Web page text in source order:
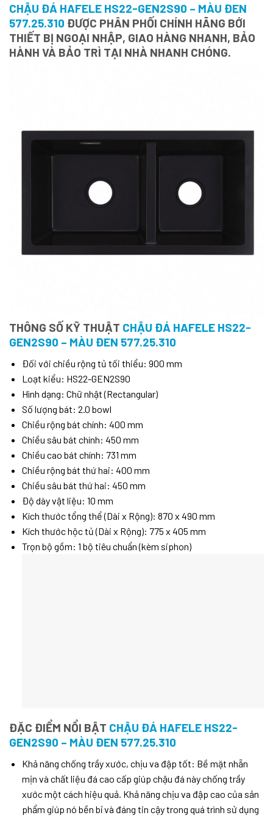
CHẬU ĐÁ HAFELE HS22-GEN2S90 – MÀU ĐEN
577.25.310 ĐƯỢC PHÂN PHỐI CHÍNH HÃNG BỚI
THIẾT BỊ NGOẠI NHẬP, GIAO HÀNG NHANH, BẢO
HÀNH VÀ BẢO TRÌ TẠI NHÀ NHANH CHÓNG.
THÔNG SỐ KỸ THUẬT CHẬU ĐÁ HAFELE HS22-
GEN2S90 – MÀU ĐEN 577.25.310
Đối với chiều rộng tủ tối thiểu: 900 mm
Loạt kiểu: HS22-GEN2S90
Hình dạng: Chữ nhật (Rectangular)
Số lượng bát: 2.0 bowl
Chiều rộng bát chính: 400 mm
Chiều sâu bát chính: 450 mm
Chiều cao bát chính: 731 mm
Chiều rộng bát thứ hai: 400 mm
Chiều sâu bát thứ hai: 450 mm
Độ dày vật liệu: 10 mm
Kích thước tổng thể (Dài x Rộng): 870 x 490 mm
Kích thước hộc tủ (Dài x Rộng): 775 x 405 mm
Trọn bộ gồm: 1 bộ tiêu chuẩn (kèm siphon)
ĐẶC ĐIỂM NỔI BẬT CHẬU ĐÁ HAFELE HS22-
GEN2S90 – MÀU ĐEN 577.25.310
Khả năng chống trầy xước, chịu va đập tốt: Bề mặt nhẵn
mịn và chất liệu đá cao cấp giúp chậu đá này chống trầy
xước một cách hiệu quả. Khả năng chịu va đập cao của sản
phẩm giúp nó bền bỉ và đáng tin cậy trong quá trình sử dụng